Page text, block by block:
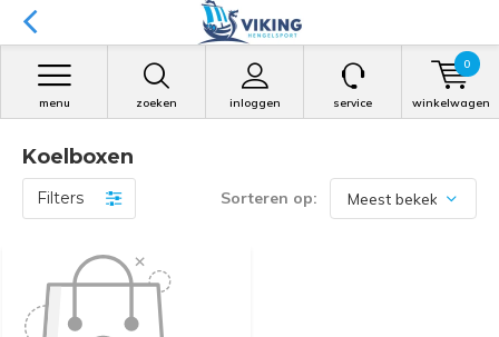
zoeken inloggen
menu service winkelwagen
0
Koelboxen
Filters Sorteren op: